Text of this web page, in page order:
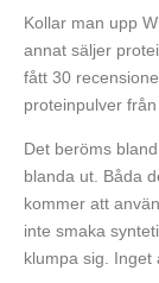
Kollar man upp
annat säljer
fått 30
proteinpulver
Det beröms
blanda ut. Båda
kommer att
inte smaka
klumpa sig. Inget